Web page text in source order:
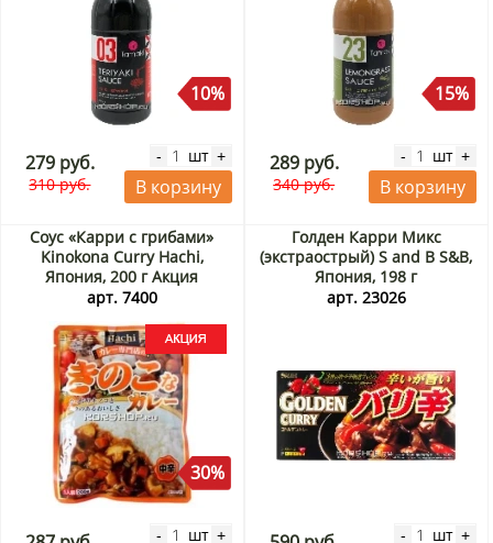
10%
279 руб.
310 руб.
- шт +
В корзину
15%
289 руб.
340 руб.
- шт +
В корзину
Соус «Карри с грибами»
Kinokona Curry Hachi,
Япония, 200 г Акция
арт. 7400
30%
- шт +
Голден Карри Микс
(экстраострый) S and B S&B,
Япония, 198 г
арт. 23026
- шт +